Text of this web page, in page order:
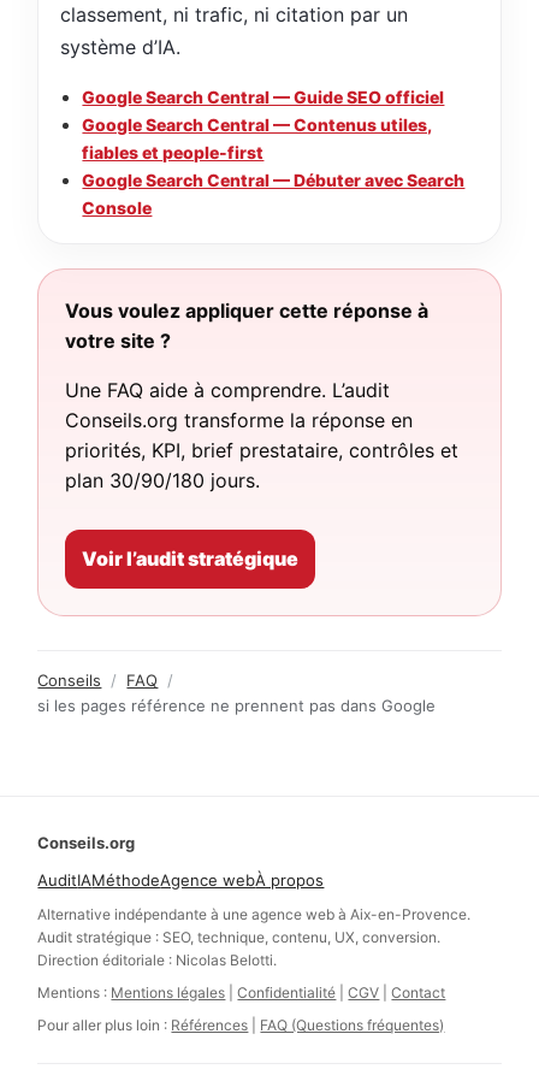
classement, ni trafic, ni citation par un
système d’IA.
Google Search Central — Guide SEO officiel
Google Search Central — Contenus utiles,
fiables et people-first
Google Search Central — Débuter avec Search
Console
Vous voulez appliquer cette réponse à
votre site ?
Une FAQ aide à comprendre. L’audit
Conseils.org transforme la réponse en
priorités, KPI, brief prestataire, contrôles et
plan 30/90/180 jours.
Voir l’audit stratégique
Conseils / FAQ
/
si les pages référence ne prennent pas dans Google
Conseils.org
AuditIAMéthodeAgence webÀ propos
Alternative indépendante à une agence web à Aix-en-Provence.
Audit stratégique : SEO, technique, contenu, UX, conversion.
Direction éditoriale : Nicolas Belotti.
Mentions : Mentions légales |Confidentialité |CGV |Contact
Pour aller plus loin : Références FAQ (Questions fréquentes)